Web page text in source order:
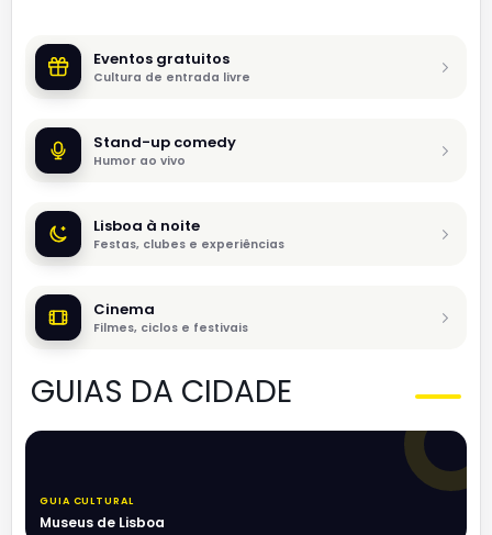
Eventos gratuitos
Cultura de entrada livre
Stand-up comedy
Humor ao vivo
Lisboa à noite
Festas, clubes e experiências
Cinema
Filmes, ciclos e festivais
GUIAS DA CIDADE
GUIA CULTURAL
Museus de Lisboa